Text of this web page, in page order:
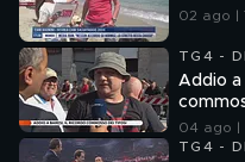
02 ago |
TG4 -
Addio a
04 ago |
TG4 -